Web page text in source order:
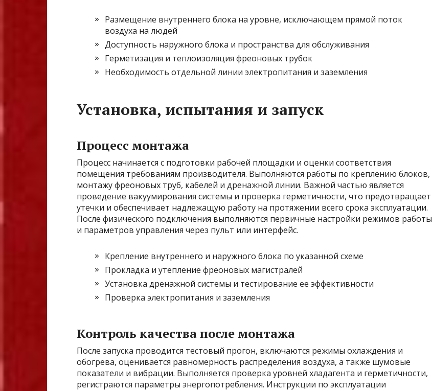
Размещение внутреннего блока на уровне, исключающем прямой поток
воздуха на людей
Доступность наружного блока и пространства для обслуживания
Герметизация и теплоизоляция фреоновых трубок
Необходимость отдельной линии электропитания и заземления
Установка, испытания и запуск
Процесс монтажа
Процесс начинается с подготовки рабочей площадки и оценки соответствия
помещения требованиям производителя. Выполняются работы по креплению блоков,
монтажу фреоновых труб, кабелей и дренажной линии. Важной частью является
проведение вакуумирования системы и проверка герметичности, что предотвращает
утечки и обеспечивает надлежащую работу на протяжении всего срока эксплуатации.
После физического подключения выполняются первичные настройки режимов работы
и параметров управления через пульт или интерфейс.
Крепление внутреннего и наружного блока по указанной схеме
Прокладка и утепление фреоновых магистралей
Установка дренажной системы и тестирование ее эффективности
Проверка электропитания и заземления
Контроль качества после монтажа
После запуска проводится тестовый прогон, включаются режимы охлаждения и
обогрева, оценивается равномерность распределения воздуха, а также шумовые
показатели и вибрации. Выполняется проверка уровней хладагента и герметичности,
регистраются параметры энергопотребления. Инструкции по эксплуатации